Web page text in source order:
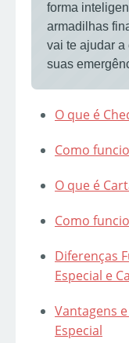
forma
armadilhas
vai te ajudar a
suas
O que é
Como
O que é
Como
Diferenças
Especial e
Vantagens
Especial